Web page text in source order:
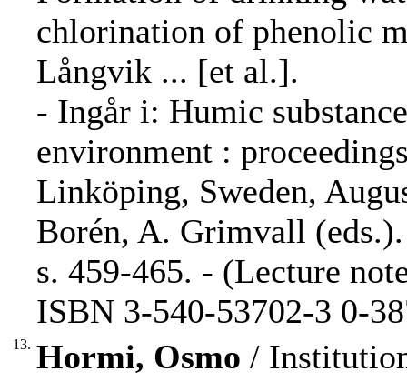
chlorination of phenolic
Långvik ... [et al.].
- Ingår i: Humic
environment :
Linköping, Sweden,
Borén, A. Grimvall
s. 459-465. - (Lecture
ISBN 3-540-53702-3 0-
13. Hormi, Osmo /